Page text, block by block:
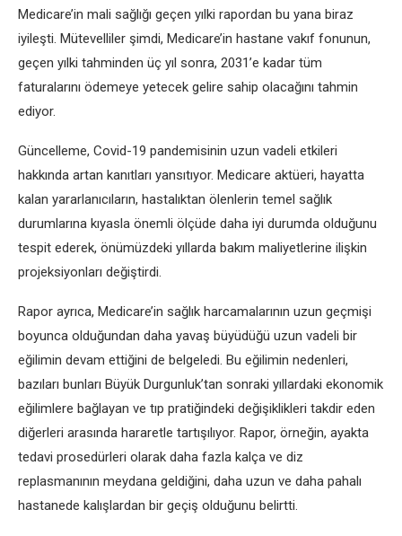
Medicare’in mali sağlığı geçen yılki rapordan bu yana biraz
iyileşti. Mütevelliler şimdi, Medicare’in hastane vakıf fonunun,
geçen yılki tahminden üç yıl sonra, 2031’e kadar tüm
faturalarını ödemeye yetecek gelire sahip olacağını tahmin
ediyor.
Güncelleme, Covid-19 pandemisinin uzun vadeli etkileri
hakkında artan kanıtları yansıtıyor. Medicare aktüeri, hayatta
kalan yararlanıcıların, hastalıktan ölenlerin temel sağlık
durumlarına kıyasla önemli ölçüde daha iyi durumda olduğunu
tespit ederek, önümüzdeki yıllarda bakım maliyetlerine ilişkin
projeksiyonları değiştirdi.
Rapor ayrıca, Medicare’in sağlık harcamalarının uzun geçmişi
boyunca olduğundan daha yavaş büyüdüğü uzun vadeli bir
eğilimin devam ettiğini de belgeledi. Bu eğilimin nedenleri,
bazıları bunları Büyük Durgunluk’tan sonraki yıllardaki ekonomik
eğilimlere bağlayan ve tıp pratiğindeki değişiklikleri takdir eden
diğerleri arasında hararetle tartışılıyor. Rapor, örneğin, ayakta
tedavi prosedürleri olarak daha fazla kalça ve diz
replasmanının meydana geldiğini, daha uzun ve daha pahalı
hastanede kalışlardan bir geçiş olduğunu belirtti.